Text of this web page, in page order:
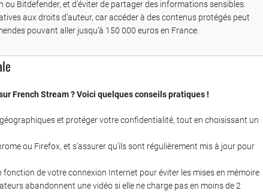
Bitdefender, et d’éviter de partager des informations sensibles.
aux droits d’auteur, car accéder à des contenus protégés peut
pouvant aller jusqu’à 150 000 euros en France.
French Stream ? Voici quelques conseils pratiques !
et protéger votre confidentialité, tout en choisissant un
ou Firefox, et s’assurer qu’ils sont régulièrement mis à jour pour
de votre connexion Internet pour éviter les mises en mémoire
abandonnent une vidéo si elle ne charge pas en moins de 2